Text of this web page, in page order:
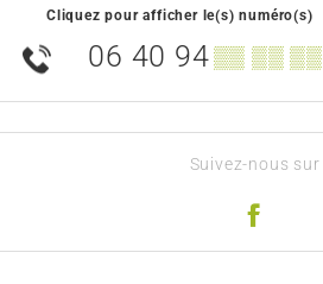
Cliquez pour afficher le(s) numéro(s)
06 40 94▒▒ ▒▒ ▒▒
Suivez-nous sur